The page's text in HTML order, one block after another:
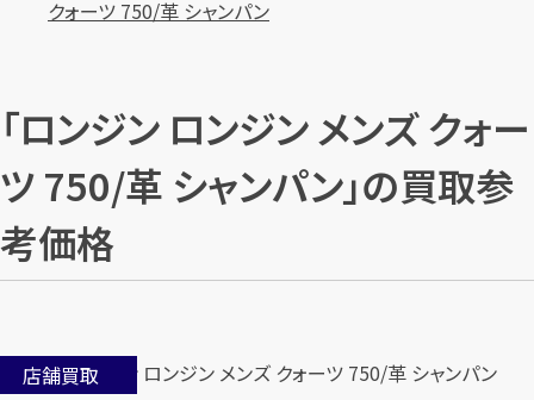
クォーツ 750/革 シャンパン
「ロンジン ロンジン メンズ クォー
ツ 750/革 シャンパン」の買取参
考価格
店舗買取